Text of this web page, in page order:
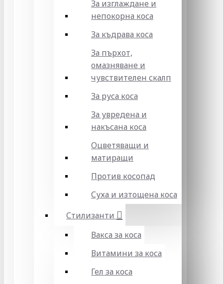
За изглаждане и
непокорна коса
За къдрава коса
За пърхот,
омазняване и
чувствителен скалп
За руса коса
За увредена и
накъсана коса
Оцветяващи и
матиращи
Против косопад
Суха и изтощена коса
Стилизанти
Вакса за коса
Витамини за коса
Гел за коса